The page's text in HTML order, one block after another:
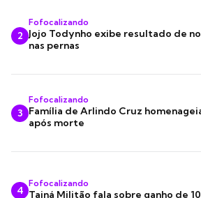
2
Fofocalizando
Jojo Todynho exibe resultado de
nas pernas
3
Fofocalizando
Família de Arlindo Cruz
após morte
4
Fofocalizando
Tainá Militão fala sobre ganho de